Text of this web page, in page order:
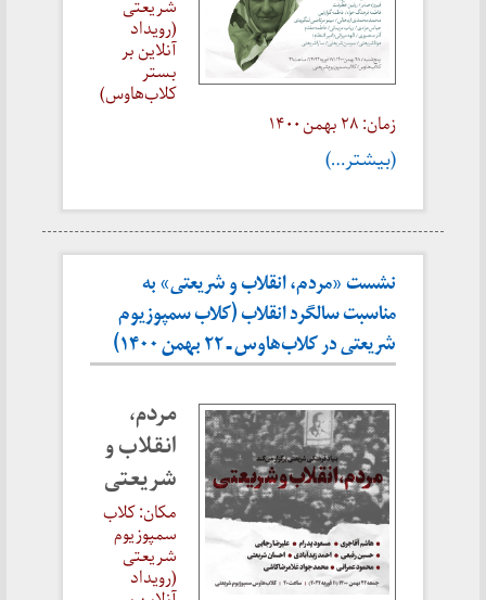
شریعتی
(رویداد
آنلاین بر
بستر
کلاب‌هاوس)
زمان: ۲۸ بهمن
۱۴۰۰
(بیشتر…)
نشست «مردم، انقلاب و شریعتی» به
مناسبت سالگرد انقلاب (کلاب سمپوزیوم
شریعتی در کلاب‌هاوس ـ ۲۲ بهمن ۱۴۰۰)
مردم،
انقلاب و
شریعتی
مکان: کلاب
سمپوزیوم
شریعتی
(رویداد